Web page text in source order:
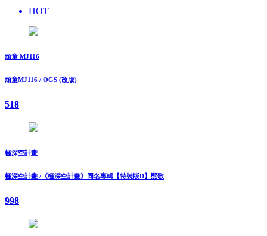
HOT
頑童 MJ116
頑童MJ116 / OGS (改版)
518
極深空計畫
極深空計畫 /《極深空計畫》同名專輯【特裝版D】熙歌
998